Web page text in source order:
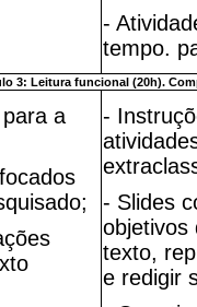
-
tempo.
3: Leitura funcional (20h).
a
-
- Slides
objetivos
texto,
e redigir